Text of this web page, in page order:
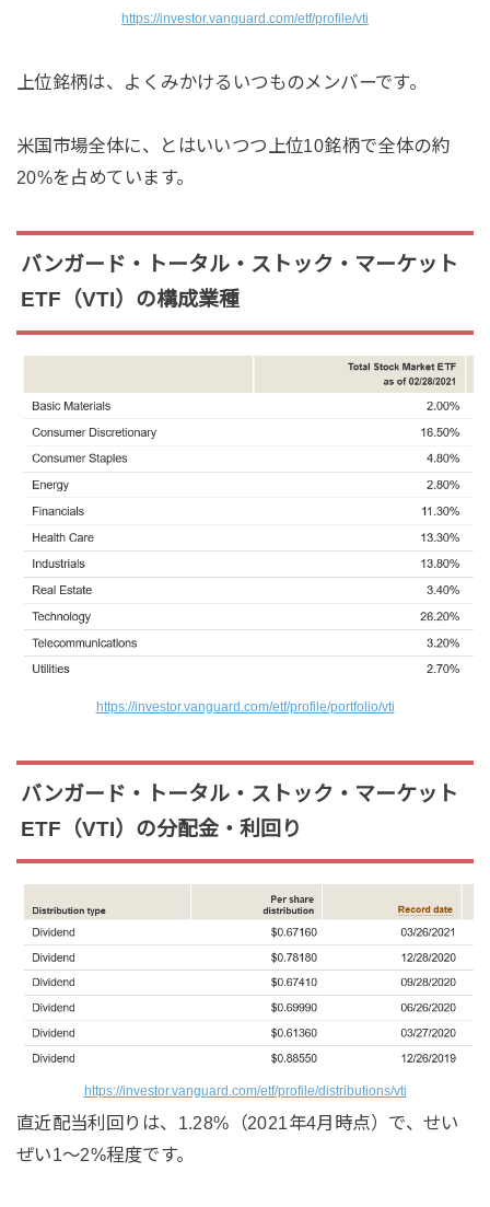
https://investor.vanguard.com/etf/profile/vti
上位銘柄は、よくみかけるいつものメンバーです。
米国市場全体に、とはいいつつ上位10銘柄で全体の約
20%を占めています。
バンガード・トータル・ストック・マーケット
ETF（VTI）の構成業種
https://investor.vanguard.com/etf/profile/portfolio/vti
バンガード・トータル・ストック・マーケット
ETF（VTI）の分配金・利回り
https://investor.vanguard.com/etf/profile/distributions/vti
直近配当利回りは、1.28%（2021年4月時点）で、せい
ぜい1～2%程度です。